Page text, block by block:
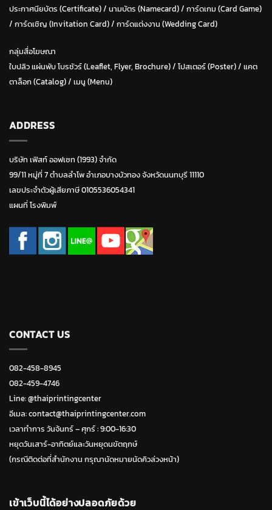
ประกาศนียบัตร (Certificate)/ นามบัตร (Namecard)/ การ์ดเกม (Card Game)
/ การ์ดเชิญ (Invitation Card)/ การ์ดแต่งงาน (Wedding Card)
กลุ่มสื่อโฆษณา
ใบปลิว แผ่นพับ โบรชัวร์ (Leaflet, Flyer, Brochure)/ โปสเตอร์ (Poster) / แคต
ตาล็อก (Catalog)/ เมนู (Menu)
ADDRESS
บริษัท เฟิสท์ ออฟเซท (1993) จำกัด
99/11 หมู่ที่ 7 ตำบลลำโพ อำเภอบางบัวทอง จังหวัดนนทบุรี 11110
เลขประจำตัวผู้เสียภาษี 0105536054341
แผนที่ โรงพิมพ์
CONTACT US
082-458-8945
082-459-4746
Line:@thaiprintingcenter
อีเมล: contact@thaiprintingcenter.com
เวลาทำการ วันจ้นทร์ – ศุกร์ : 9:00-16:30
หยุดวันเสาร์-อาทิตย์และวันหยุดนขัตฤกษ์
(กรณีติดต่อที่สำนักงาน กรุณานัดหมายนัดคิวล่วงหน้า)
เข้าเว็บนี้ได้อย่างปลอดภัยด้วย